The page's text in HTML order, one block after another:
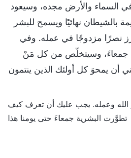
السماء والأرض مجده، وسيعود
بالشيطان نهائيًا ويسمح للبشر
نصرًا مزدوجًا في عمله. وفي
جمعاءَ، وسيتخلّص من كل مَنْ
أن يمحوَ كل أولئك الذين ينتمون
ج. 1. ظهور الله وعمله. يجب عليك أن تعرف كيف
تطوَّرت البشرية جمعاءَ حتى يومنا هذا